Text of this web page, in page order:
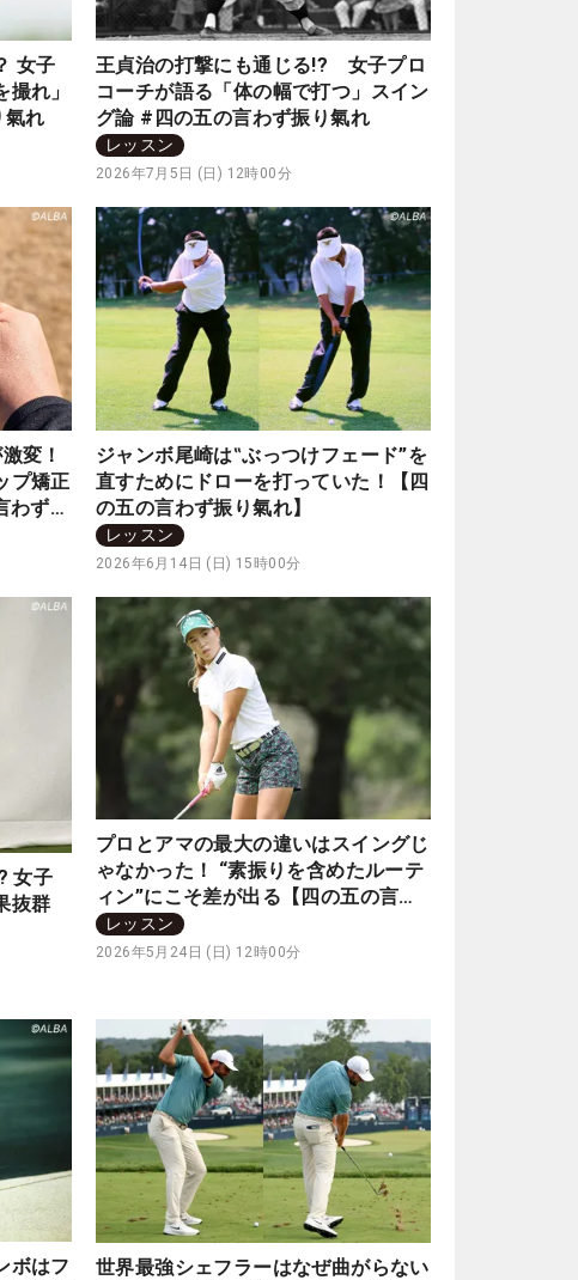
女子
れ」
れ
王貞治の打撃にも通じる!? 女子プロ
コーチが語る「体の幅で打つ」スイン
グ論 #四の五の言わず振り氣れ
レッスン
2026年7月5日 (日) 12時00分
変！
プ矯正
わず振
ジャンボ尾崎は‟ぶっつけフェード”を
直すためにドローを打っていた！【四
の五の言わず振り氣れ】
レッスン
2026年6月14日 (日) 15時00分
抜群
プロとアマの最大の違いはスイングじ
ゃなかった！ “素振りを含めたルーテ
ィン”にこそ差が出る【四の五の言わ
ず振り氣れ】
レッスン
2026年5月24日 (日) 12時00分
ボはフ
世界最強シェフラーはなぜ曲がらない